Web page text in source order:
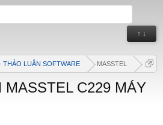
↑ ↓
THẢO LUẬN SOFTWARE MASSTEL
MASSTEL C229 MÁY